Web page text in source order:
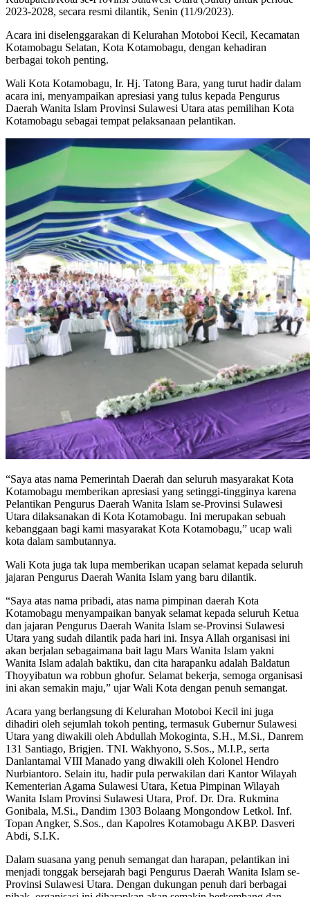
2023-2028, secara resmi dilantik, Senin (11/9/2023).
Acara ini diselenggarakan di Kelurahan Motoboi Kecil, Kecamatan
Kotamobagu Selatan, Kota Kotamobagu, dengan kehadiran
berbagai tokoh penting.
Wali Kota Kotamobagu, Ir. Hj. Tatong Bara, yang turut hadir dalam
acara ini, menyampaikan apresiasi yang tulus kepada Pengurus
Daerah Wanita Islam Provinsi Sulawesi Utara atas pemilihan Kota
Kotamobagu sebagai tempat pelaksanaan pelantikan.
“Saya atas nama Pemerintah Daerah dan seluruh masyarakat Kota
Kotamobagu memberikan apresiasi yang setinggi-tingginya karena
Pelantikan Pengurus Daerah Wanita Islam se-Provinsi Sulawesi
Utara dilaksanakan di Kota Kotamobagu. Ini merupakan sebuah
kebanggaan bagi kami masyarakat Kota Kotamobagu,” ucap wali
kota dalam sambutannya.
Wali Kota juga tak lupa memberikan ucapan selamat kepada seluruh
jajaran Pengurus Daerah Wanita Islam yang baru dilantik.
“Saya atas nama pribadi, atas nama pimpinan daerah Kota
Kotamobagu menyampaikan banyak selamat kepada seluruh Ketua
dan jajaran Pengurus Daerah Wanita Islam se-Provinsi Sulawesi
Utara yang sudah dilantik pada hari ini. Insya Allah organisasi ini
akan berjalan sebagaimana bait lagu Mars Wanita Islam yakni
Wanita Islam adalah baktiku, dan cita harapanku adalah Baldatun
Thoyyibatun wa robbun ghofur. Selamat bekerja, semoga organisasi
ini akan semakin maju,” ujar Wali Kota dengan penuh semangat.
Acara yang berlangsung di Kelurahan Motoboi Kecil ini juga
dihadiri oleh sejumlah tokoh penting, termasuk Gubernur Sulawesi
Utara yang diwakili oleh Abdullah Mokoginta, S.H., M.Si., Danrem
131 Santiago, Brigjen. TNI. Wakhyono, S.Sos., M.I.P., serta
Danlantamal VIII Manado yang diwakili oleh Kolonel Hendro
Nurbiantoro. Selain itu, hadir pula perwakilan dari Kantor Wilayah
Kementerian Agama Sulawesi Utara, Ketua Pimpinan Wilayah
Wanita Islam Provinsi Sulawesi Utara, Prof. Dr. Dra. Rukmina
Gonibala, M.Si., Dandim 1303 Bolaang Mongondow Letkol. Inf.
Topan Angker, S.Sos., dan Kapolres Kotamobagu AKBP. Dasveri
Abdi, S.I.K.
Dalam suasana yang penuh semangat dan harapan, pelantikan ini
menjadi tonggak bersejarah bagi Pengurus Daerah Wanita Islam se-
Provinsi Sulawesi Utara. Dengan dukungan penuh dari berbagai